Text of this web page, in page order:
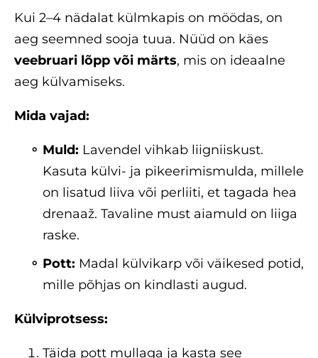
Kui 2–4 nädalat külmkapis on möödas, on
aeg seemned sooja tuua. Nüüd on käes
veebruari lõpp või märts, mis on ideaalne
aeg külvamiseks.
Mida vajad:
Muld: Lavendel vihkab liigniiskust.
Kasuta külvi- ja pikeerimismulda, millele
on lisatud liiva või perliiti, et tagada hea
drenaaž. Tavaline must aiamuld on liiga
raske.
Pott: Madal külvikarp või väikesed potid,
mille põhjas on kindlasti augud.
Külviprotsess:
Täida pott mullaga ja kasta see